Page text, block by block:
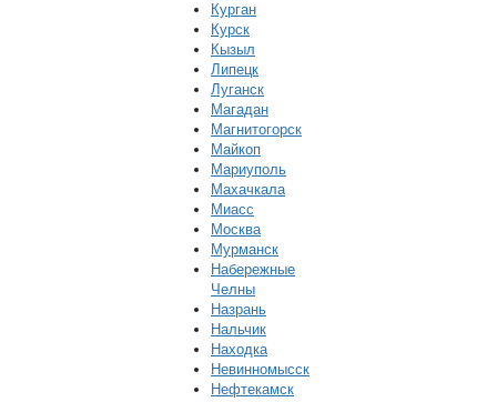
Курган
Курск
Кызыл
Липецк
Луганск
Магадан
Магнитогорск
Майкоп
Мариуполь
Махачкала
Миасс
Москва
Мурманск
Набережные
Челны
Назрань
Нальчик
Находка
Невинномысск
Нефтекамск